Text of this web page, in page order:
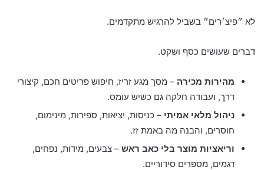
לא ״פיצ׳רים״ בשביל להרגיש מתקדמים.
דברים שעושים כסף ושקט.
מהירות מכירה – מסך מגע זריז, חיפוש פריטים חכם, קיצורי
דרך, ועבודה חלקה גם כשיש עומס.
ניהול מלאי אמיתי – כניסות, יציאות, ספירות, מינימום,
חוסרים, והבנה מה באמת זז.
וריאציות מוצר בלי כאב ראש – צבעים, מידות, נפחים,
דגמים, מספרים סידוריים.